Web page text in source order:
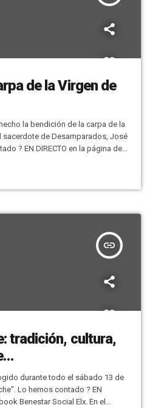
de la Virgen de
la bendición de la carpa de la
sacerdote de Desamparados, José
? EN DIRECTO en la página de
de la Palma. Aquí os
insert_link
tradición, cultura,
durante todo el sábado 13 de
Lo hemos contado ? EN
Benestar Social Elx. En el